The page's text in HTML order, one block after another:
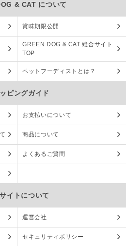
& CAT について
賞味期限公開
GREEN DOG & CAT 総合サイト
TOP
ペットフーディストとは？
ピングガイド
お支払いについて
商品について
よくあるご質問
イトについて
運営会社
セキュリティポリシー